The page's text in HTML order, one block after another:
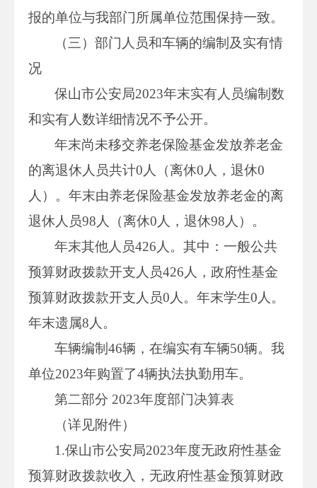
报的单位与我部门所属单位范围保持一致。
（三）部门人员和车辆的编制及实有情
况
保山市公安局2023年末实有人员编制数
和实有人数详细情况不予公开。
年末尚未移交养老保险基金发放养老金
的离退休人员共计0人（离休0人，退休0
人）。年末由养老保险基金发放养老金的离
退休人员98人（离休0人，退休98人）。
年末其他人员426人。其中：一般公共
预算财政拨款开支人员426人，政府性基金
预算财政拨款开支人员0人。年末学生0人。
年末遗属8人。
车辆编制46辆，在编实有车辆50辆。我
单位2023年购置了4辆执法执勤用车。
第二部分 2023年度部门决算表
（详见附件）
1.保山市公安局2023年度无政府性基金
预算财政拨款收入，无政府性基金预算财政